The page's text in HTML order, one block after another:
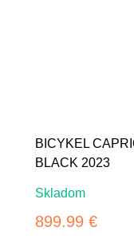
BICYKEL
BLACK 2023
Skladom
899.99 €